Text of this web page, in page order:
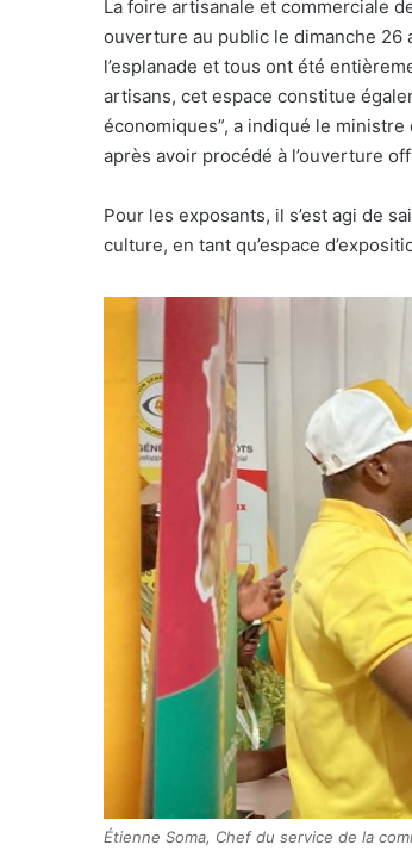
La foire artisanale et commerciale
ouverture au public le dimanche 26
l’esplanade et tous ont été
artisans, cet espace constitue
économiques”, a indiqué le ministre
après avoir procédé à l’ouverture
Pour les exposants, il s’est agi de
culture, en tant qu’espace
Étienne Soma, Chef du service de la